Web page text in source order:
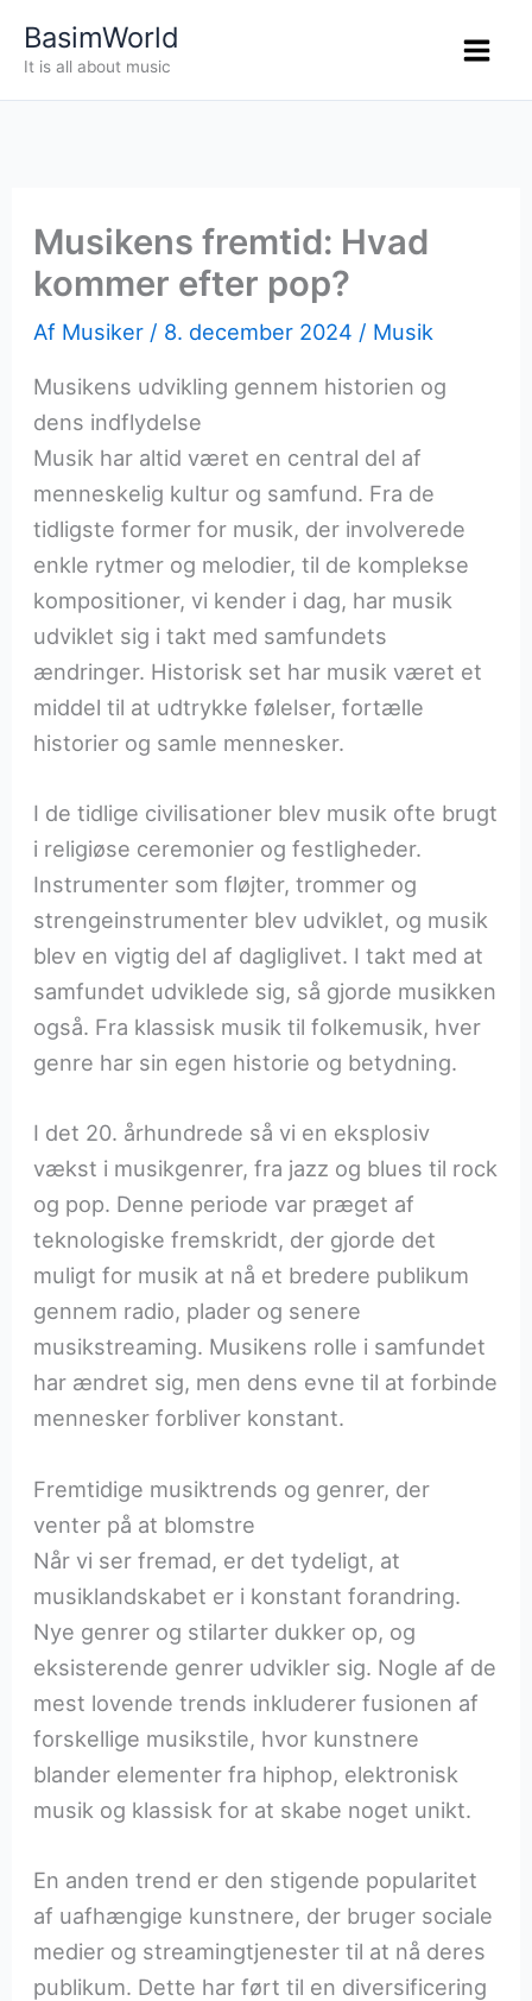
BasimWorld
It is all about music
Musikens fremtid: Hvad
kommer efter pop?
Af Musiker / 8. december 2024 / Musik
Musikens udvikling gennem historien og
dens indflydelse
Musik har altid været en central del af
menneskelig kultur og samfund. Fra de
tidligste former for musik, der involverede
enkle rytmer og melodier, til de komplekse
kompositioner, vi kender i dag, har musik
udviklet sig i takt med samfundets
ændringer. Historisk set har musik været et
middel til at udtrykke følelser, fortælle
historier og samle mennesker.
I de tidlige civilisationer blev musik ofte brugt
i religiøse ceremonier og festligheder.
Instrumenter som fløjter, trommer og
strengeinstrumenter blev udviklet, og musik
blev en vigtig del af dagliglivet. I takt med at
samfundet udviklede sig, så gjorde musikken
også. Fra klassisk musik til folkemusik, hver
genre har sin egen historie og betydning.
I det 20. århundrede så vi en eksplosiv
vækst i musikgenrer, fra jazz og blues til rock
og pop. Denne periode var præget af
teknologiske fremskridt, der gjorde det
muligt for musik at nå et bredere publikum
gennem radio, plader og senere
musikstreaming. Musikens rolle i samfundet
har ændret sig, men dens evne til at forbinde
mennesker forbliver konstant.
Fremtidige musiktrends og genrer, der
venter på at blomstre
Når vi ser fremad, er det tydeligt, at
musiklandskabet er i konstant forandring.
Nye genrer og stilarter dukker op, og
eksisterende genrer udvikler sig. Nogle af de
mest lovende trends inkluderer fusionen af
forskellige musikstile, hvor kunstnere
blander elementer fra hiphop, elektronisk
musik og klassisk for at skabe noget unikt.
En anden trend er den stigende popularitet
af uafhængige kunstnere, der bruger sociale
medier og streamingtjenester til at nå deres
publikum. Dette har ført til en diversificering